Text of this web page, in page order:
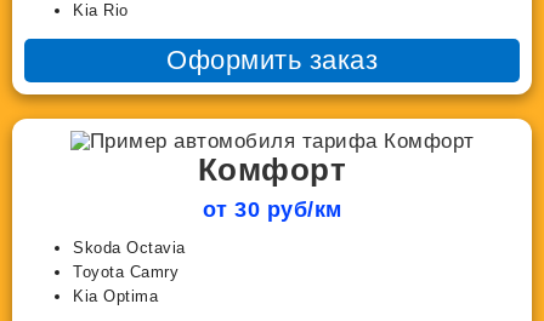
Kia Rio
Оформить заказ
Комфорт
от 30 руб/км
Skoda Octavia
Toyota Camry
Kia Optima